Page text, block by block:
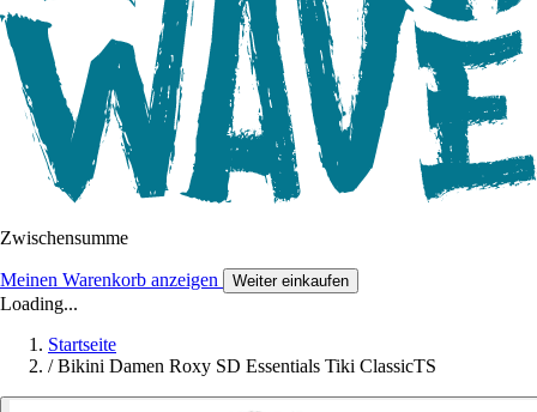
Zwischensumme
Meinen Warenkorb anzeigen Weiter einkaufen
Loading...
Startseite
/ Bikini Damen Roxy SD Essentials Tiki ClassicTS